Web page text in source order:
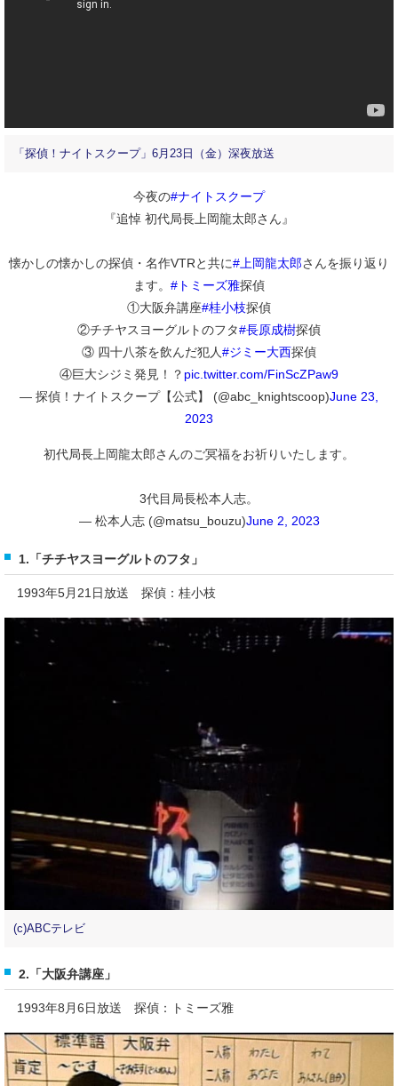
「探偵！ナイトスクープ」6月23日（金）深夜放送
今夜の#ナイトスクープ
『追悼 初代局長上岡龍太郎さん』
懐かしの懐かしの探偵・名作VTRと共に#上岡龍太郎さんを振り返り
ます。 #トミーズ雅探偵
①大阪弁講座#桂小枝探偵
②チチヤスヨーグルトのフタ#長原成樹探偵
③ 四十八茶を飲んだ犯人#ジミー大西探偵
④巨大シジミ発見！？ pic.twitter.com/FinScZPaw9
— 探偵！ナイトスクープ【公式】 (@abc_knightscoop)June 23,
2023
初代局長上岡龍太郎さんのご冥福をお祈りいたします。
3代目局長松本人志。
— 松本人志 (@matsu_bouzu)June 2, 2023
1.「チチヤスヨーグルトのフタ」
1993年5月21日放送 探偵：桂小枝
(c)ABCテレビ
2.「大阪弁講座」
1993年8月6日放送 探偵：トミーズ雅